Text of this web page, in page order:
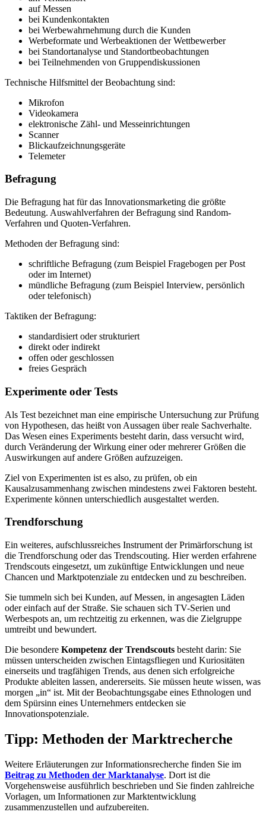
auf Messen
bei Kundenkontakten
bei Werbewahrnehmung durch die Kunden
Werbeformate und Werbeaktionen der Wettbewerber
bei Standortanalyse und Standortbeobachtungen
bei Teilnehmenden von Gruppendiskussionen
Technische Hilfsmittel der Beobachtung sind:
Mikrofon
Videokamera
elektronische Zähl- und Messeinrichtungen
Scanner
Blickaufzeichnungsgeräte
Telemeter
Befragung
Die Befragung hat für das Innovationsmarketing die größte
Bedeutung. Auswahlverfahren der Befragung sind Random-
Verfahren und Quoten-Verfahren.
Methoden der Befragung sind:
schriftliche Befragung (zum Beispiel Fragebogen per Post
oder im Internet)
mündliche Befragung (zum Beispiel Interview, persönlich
oder telefonisch)
Taktiken der Befragung:
standardisiert oder strukturiert
direkt oder indirekt
offen oder geschlossen
freies Gespräch
Experimente oder Tests
Als Test bezeichnet man eine empirische Untersuchung zur Prüfung
von Hypothesen, das heißt von Aussagen über reale Sachverhalte.
Das Wesen eines Experiments besteht darin, dass versucht wird,
durch Veränderung der Wirkung einer oder mehrerer Größen die
Auswirkungen auf andere Größen aufzuzeigen.
Ziel von Experimenten ist es also, zu prüfen, ob ein
Kausalzusammenhang zwischen mindestens zwei Faktoren besteht.
Experimente können unterschiedlich ausgestaltet werden.
Trendforschung
Ein weiteres, aufschlussreiches Instrument der Primärforschung ist
die Trendforschung oder das Trendscouting. Hier werden erfahrene
Trendscouts eingesetzt, um zukünftige Entwicklungen und neue
Chancen und Marktpotenziale zu entdecken und zu beschreiben.
Sie tummeln sich bei Kunden, auf Messen, in angesagten Läden
oder einfach auf der Straße. Sie schauen sich TV-Serien und
Werbespots an, um rechtzeitig zu erkennen, was die Zielgruppe
umtreibt und bewundert.
Die besondere Kompetenz der Trendscouts besteht darin: Sie
müssen unterscheiden zwischen Eintagsfliegen und Kuriositäten
einerseits und tragfähigen Trends, aus denen sich erfolgreiche
Produkte ableiten lassen, andererseits. Sie müssen heute wissen, was
morgen „in“ ist. Mit der Beobachtungsgabe eines Ethnologen und
dem Spürsinn eines Unternehmers entdecken sie
Innovationspotenziale.
Tipp: Methoden der Marktrecherche
Weitere Erläuterungen zur Informationsrecherche finden Sie im
Beitrag zu Methoden der Marktanalyse. Dort ist die
Vorgehensweise ausführlich beschrieben und Sie finden zahlreiche
Vorlagen, um Informationen zur Marktentwicklung
zusammenzustellen und aufzubereiten.